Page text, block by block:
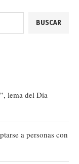
BUSCAR
lema del Día
a personas con